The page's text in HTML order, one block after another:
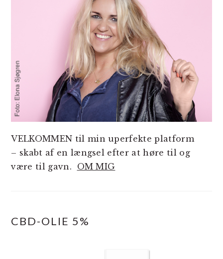
VELKOMMEN til min uperfekte platform
– skabt af en længsel efter at høre til og
være til gavn. OM MIG
CBD-OLIE 5%